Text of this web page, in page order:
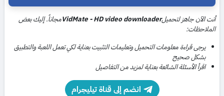
أنت الآن جاهز لتحميلVidMate - HD video downloaderمجاناً. إليك بعض
الملاحظات:
يرجى قراءة معلومات التحميل وتعليمات التثبيت بعناية لكي تعمل اللعبة والتطبيق
بشكل صحيح
اقرأ الأسئلة الشائعة بعناية لمزيد من التفاصيل
انضم إلى قناة تيليجرام